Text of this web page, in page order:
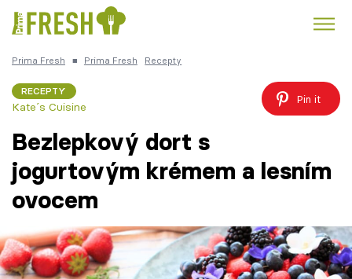
Česká kuchyně
Témata
Recepty
Prima Fresh ■ Prima Fresh Recepty
RECEPTY
Kate´s Cuisine
Pin it
Bezlepkový dort s
jogurtovým krémem a lesním
ovocem